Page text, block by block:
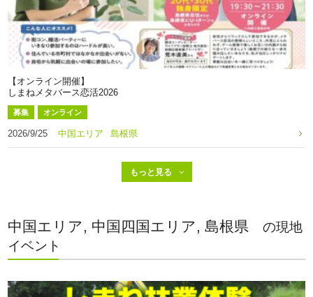
【オンライン開催】
しまねメタバース恋活2026
募集 オンライン
2026/9/25 中国エリア 島根県
中国エリア, 中国四国エリア, 島根県
の現地
イベント